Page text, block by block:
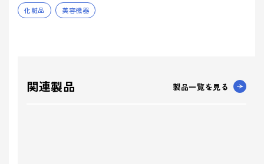
- パブリック
化粧品 美容機器
関連製品 製品一覧を見る